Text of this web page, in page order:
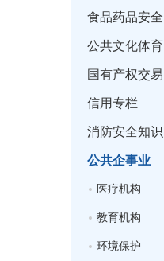
食品药品安全
公共文化体育
国有产权交易
信用专栏
消防安全知识
公共企事业
医疗机构
教育机构
环境保护